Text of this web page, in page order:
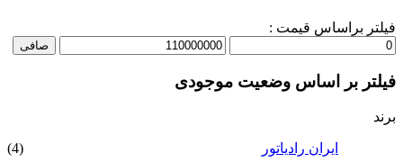
فیلتر براساس قیمت :
حداقل
حداكثر
صافی
فیلتر بر اساس وضعیت موجودی
برند
ایران رادیاتور (4)